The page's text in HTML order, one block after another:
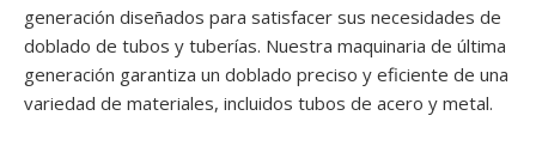
generación diseñados para satisfacer sus necesidades de
doblado de tubos y tuberías. Nuestra maquinaria de última
generación garantiza un doblado preciso y eficiente de una
variedad de materiales, incluidos tubos de acero y metal.